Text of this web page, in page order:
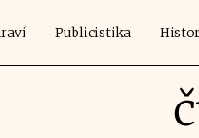
Publicistika